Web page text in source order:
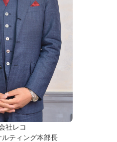
社レコ
ティング本部長